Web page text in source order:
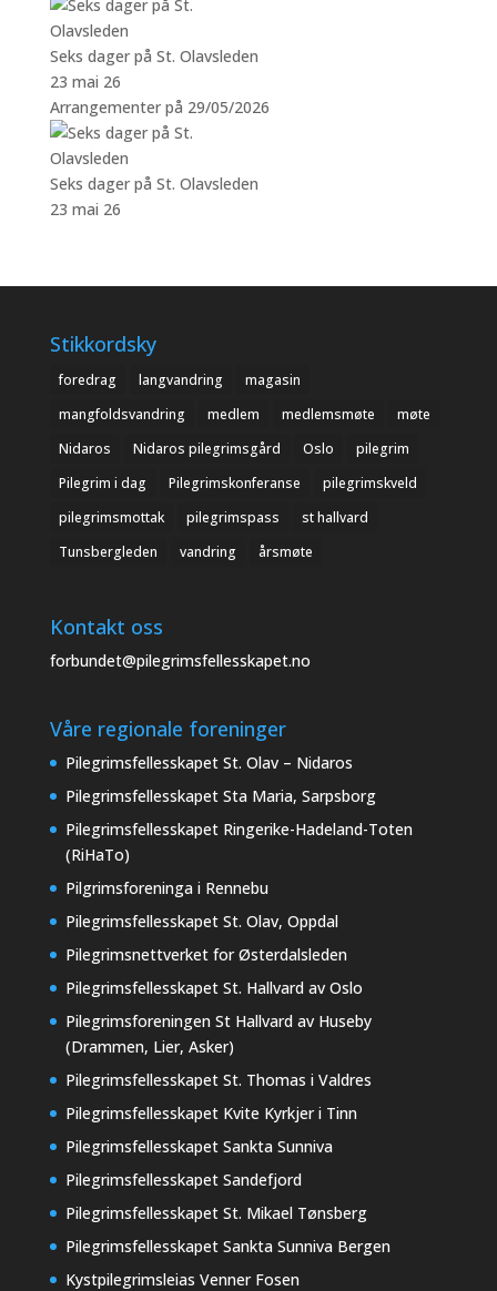
Seks dager på St. Olavsleden
23 mai 26
Arrangementer på 29/05/2026
Seks dager på St. Olavsleden
23 mai 26
Stikkordsky
foredrag langvandring
magasin
mangfoldsvandring
medlem medlemsmøte
møte
Nidaros
Nidaros pilegrimsgård Oslo
pilegrim
Pilegrim i dag
Pilegrimskonferanse
pilegrimskveld
pilegrimsmottak
pilegrimspass
st hallvard
Tunsbergleden
vandring årsmøte
Kontakt oss
forbundet@pilegrimsfellesskapet.no
Våre regionale foreninger
Pilegrimsfellesskapet St. Olav – Nidaros
Pilegrimsfellesskapet Sta Maria, Sarpsborg
Pilegrimsfellesskapet Ringerike-Hadeland-Toten
(RiHaTo)
Pilgrimsforeninga i Rennebu
Pilegrimsfellesskapet St. Olav, Oppdal
Pilegrimsnettverket for Østerdalsleden
Pilegrimsfellesskapet St. Hallvard av Oslo
Pilegrimsforeningen St Hallvard av Huseby
(Drammen, Lier, Asker)
Pilegrimsfellesskapet St. Thomas i Valdres
Pilegrimsfellesskapet Kvite Kyrkjer i Tinn
Pilegrimsfellesskapet Sankta Sunniva
Pilegrimsfellesskapet Sandefjord
Pilegrimsfellesskapet St. Mikael Tønsberg
Pilegrimsfellesskapet Sankta Sunniva Bergen
Kystpilegrimsleias Venner Fosen